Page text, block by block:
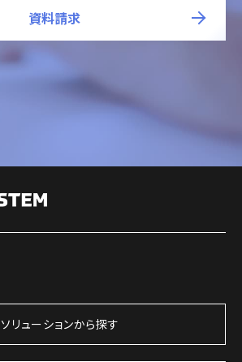
資料請求
ソリューションから探す